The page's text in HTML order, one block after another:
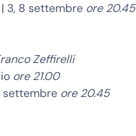
3, 8 settembre ore 20.45
Zeffirelli
ore 21.00
settembre ore 20.45